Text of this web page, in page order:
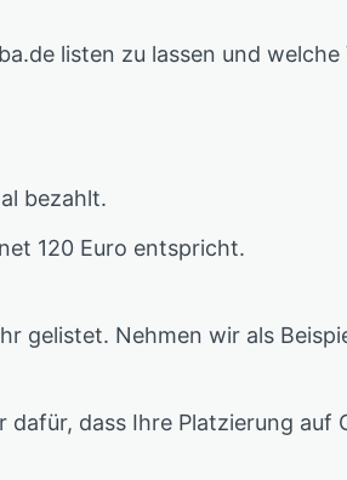
listen zu lassen und
bezahlt.
120 Euro entspricht.
gelistet. Nehmen wir als
dass Ihre Platzierung auf